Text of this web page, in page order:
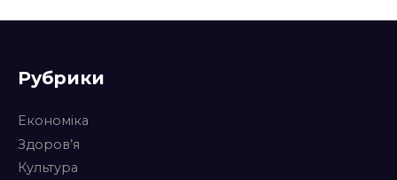
Рубрики
Економіка
Здоров’я
Культура